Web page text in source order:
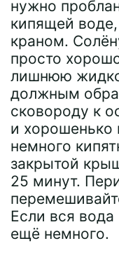
нужно
кипящей
краном.
просто
лишнюю
должным
сковороду к
и хорошенько
немного
закрытой
25 минут.
Если вся вода
ещё немного.